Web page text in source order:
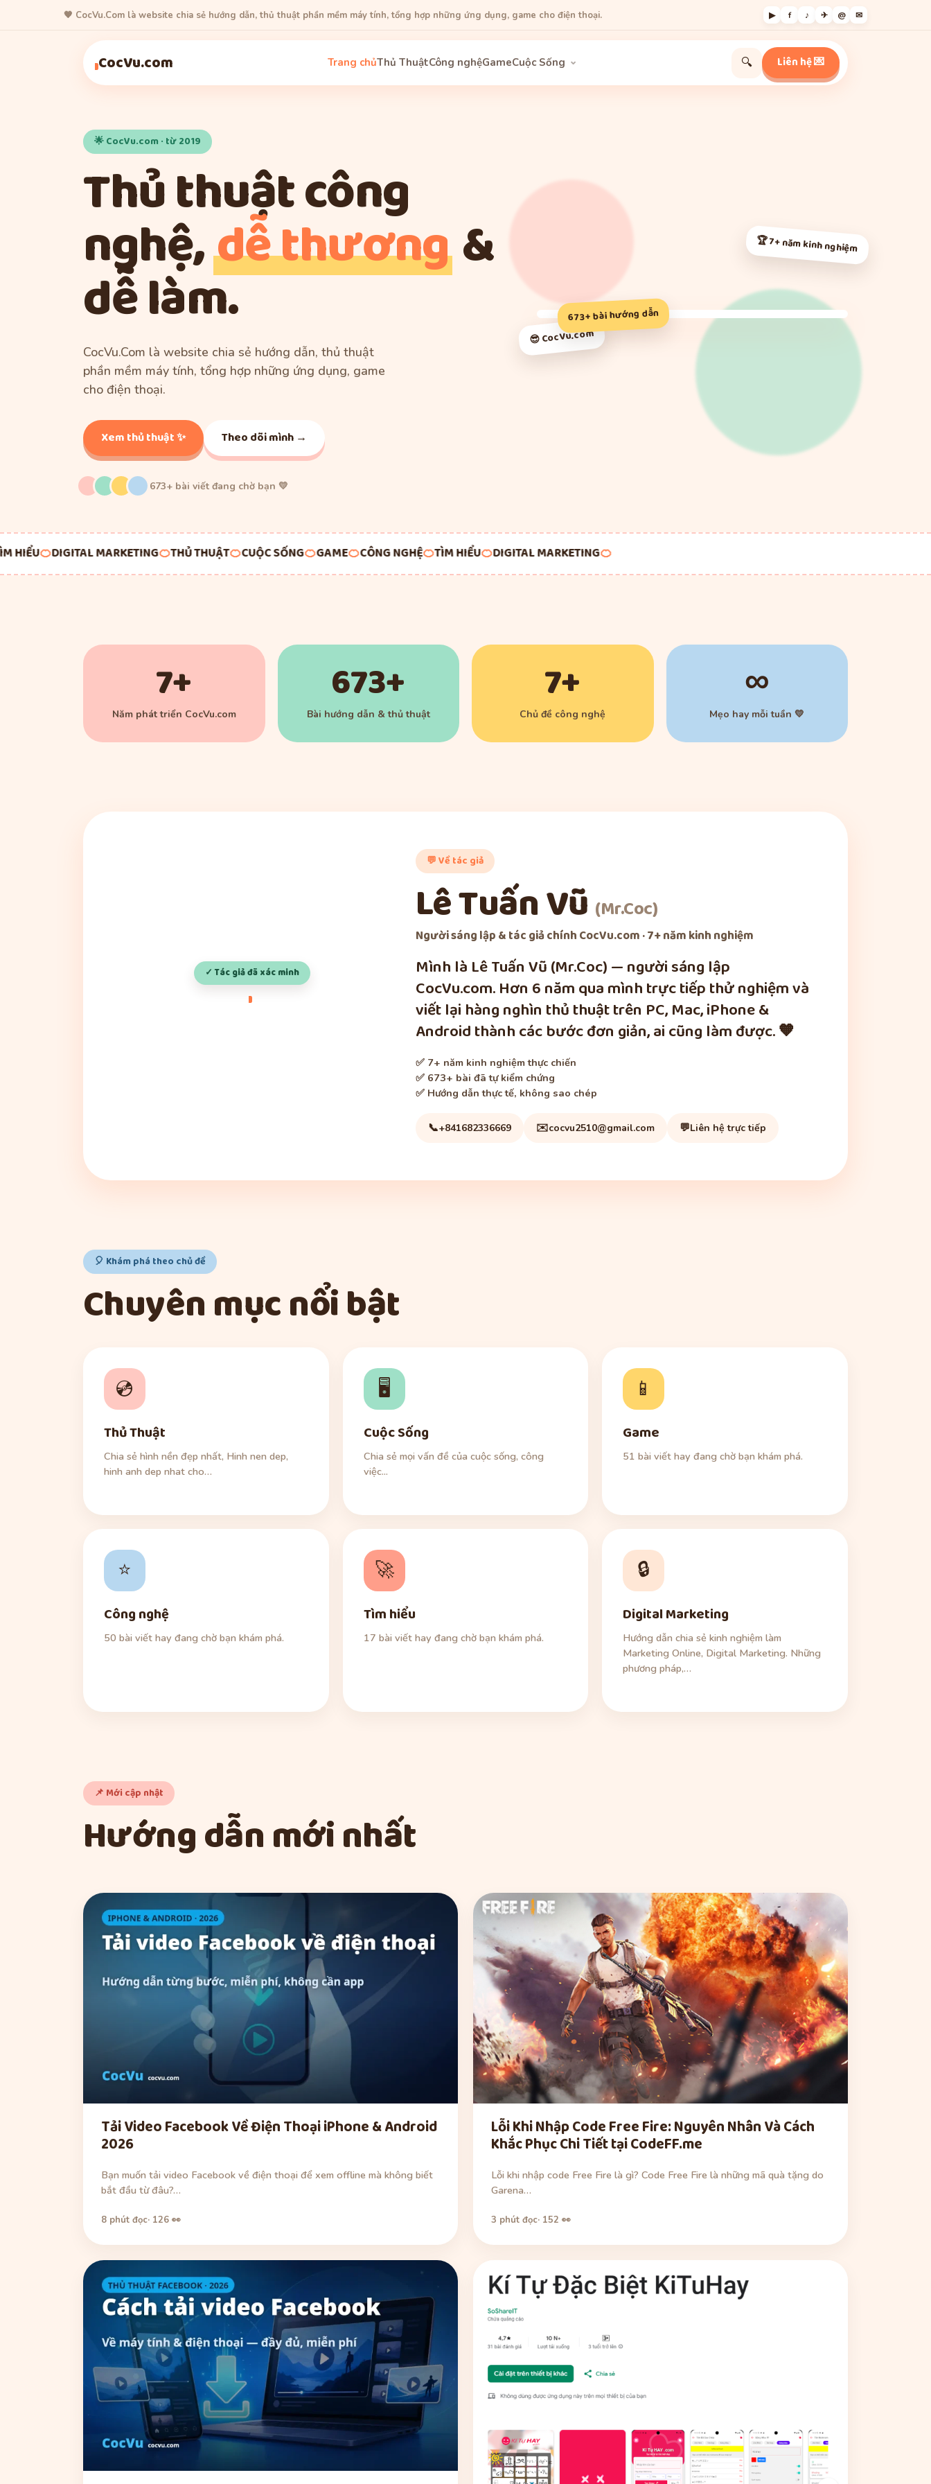
🧡 CocVu.Com là website chia sẻ hướng dẫn, thủ thuật phần mềm máy tính, tổng hợp những ứng dụng, game cho điện thoại. ▶ f ♪ ✈ @ ✉
CocVu.com Trang chủThủ ThuậtCông nghệGameCuộc Sống 🔍 Liên hệ 💌
🌟 CocVu.com · từ 2019
Thủ thuật công
nghệ,dễ thương&
dễ làm.
CocVu.Com là website chia sẻ hướng dẫn, thủ thuật
phần mềm máy tính, tổng hợp những ứng dụng, game
cho điện thoại.
Xem thủ thuật ✨ Theo dõi mình →
673+ bài viết đang chờ bạn 💛
😎 CocVu.com
🏆 7+ năm kinh nghiệm
673+ bài hướng dẫn
🍊DIGITAL MARKETING🍊THỦ THUẬT🍊CUỘC SỐNG🍊GAME🍊CÔNG NGHỆ🍊TÌM HIỂU🍊DIGITAL MARKETING🍊
7+
Năm phát triển CocVu.com
673+
Bài hướng dẫn & thủ thuật
7+
Chủ đề công nghệ
∞
Mẹo hay mỗi tuần 💛
✓ Tác giả đã xác minh
💬 Về tác giả
Lê Tuấn Vũ (Mr.Coc)
Người sáng lập & tác giả chínhCocVu.com · 7+ năm kinh nghiệm
Mình là Lê Tuấn Vũ (Mr.Coc) — người sáng lập
CocVu.com. Hơn 6 năm qua mình trực tiếp thử nghiệm và
viết lại hàng nghìn thủ thuật trên PC, Mac, iPhone &
Android thành các bước đơn giản, ai cũng làm được. 🧡
✅ 7+ năm kinh nghiệm thực chiến
✅ 673+ bài đã tự kiểm chứng
✅ Hướng dẫn thực tế, không sao chép
📞+841682336669 ✉️cocvu2510@gmail.com 💬Liên hệ trực tiếp
🎈 Khám phá theo chủ đề
Chuyên mục nổi bật
💿
Thủ Thuật
Chia sẻ hình nền đẹp nhất, Hinh nen dep,
hinh anh dep nhat cho…
🖥️
Cuộc Sống
Chia sẻ mọi vấn đề của cuộc sống, công
việc...
📱
Game
51 bài viết hay đang chờ bạn khám phá.
⭐
Công nghệ
50 bài viết hay đang chờ bạn khám phá.
🚀
Tìm hiểu
17 bài viết hay đang chờ bạn khám phá.
🔒
Digital Marketing
Hướng dẫn chia sẻ kinh nghiệm làm
Marketing Online, Digital Marketing. Những
phương pháp,…
📌 Mới cập nhật
Hướng dẫn mới nhất
Tải Video Facebook Về Điện Thoại iPhone & Android
2026
Bạn muốn tải video Facebook về điện thoại để xem offline mà không biết
bắt đầu từ đâu?…
8 phút đọc· 126 👀
Lỗi Khi Nhập Code Free Fire: Nguyên Nhân Và Cách
Khắc Phục Chi Tiết tại CodeFF.me
Lỗi khi nhập code Free Fire là gì? Code Free Fire là những mã quà tặng do
Garena…
3 phút đọc· 152 👀